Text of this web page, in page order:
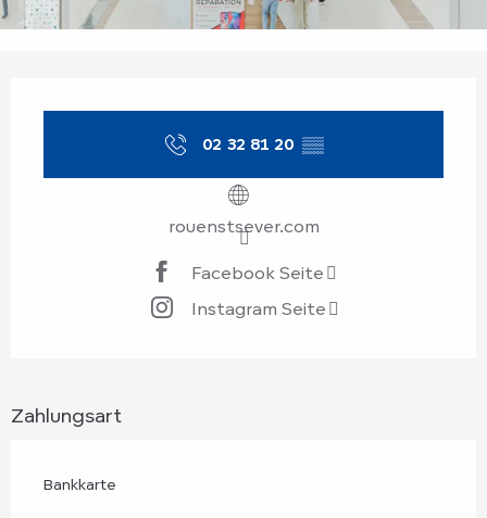
02 32 81 20 ▒▒
rouenstsever.com
Facebook Seite
Instagram Seite
Zahlungsart
Bankkarte